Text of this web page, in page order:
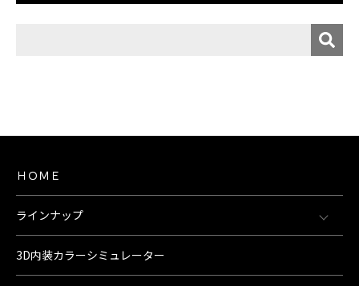
ＨＯＭＥ
ラインナップ
3D内装カラーシミュレーター